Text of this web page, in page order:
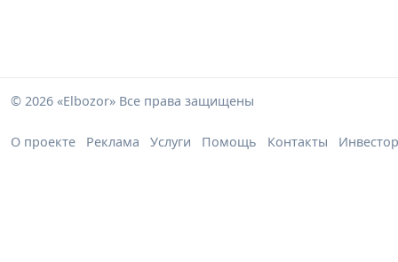
© 2026 «Elbozor» Все права защищены
О проекте Реклама Услуги Помощь Контакты